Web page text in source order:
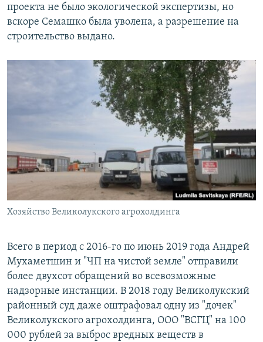
проекта не было экологической экспертизы, но
вскоре Семашко была уволена, а разрешение на
строительство выдано.
Хозяйство Великолукского агрохолдинга
Всего в период с 2016-го по июнь 2019 года Андрей
Мухаметшин и "ЧП на чистой земле" отправили
более двухсот обращений во всевозможные
надзорные инстанции. В 2018 году Великолукский
районный суд даже оштрафовал одну из "дочек"
Великолукского агрохолдинга, ООО "ВСГЦ" на 100
000 рублей за выброс вредных веществ в